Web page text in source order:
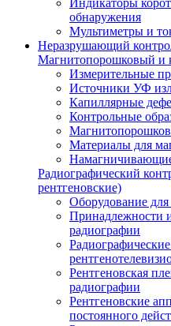
Индикаторы
обнаружения
Мультиметры и
Неразрушающий
Магнитопорошковый и
Измерительные
Источники УФ
Капиллярные
Контрольные
Материалы для
Радиографический
рентгеновские)
Оборудование
Принадлежности
радиографии
Рентгеновская
радиографии
Рентгеновские
постоянного